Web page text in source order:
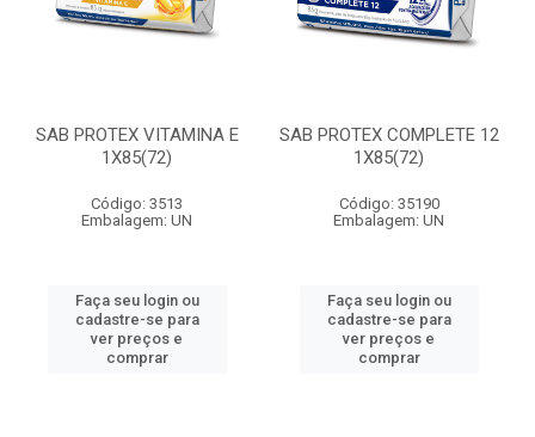
SAB PROTEX VITAMINA E
1X85(72)
Código: 3513
Embalagem: UN
Faça seu login ou
cadastre-se para
ver preços e
comprar
SAB PROTEX COMPLETE 12
1X85(72)
Código: 35190
Embalagem: UN
Faça seu login ou
cadastre-se para
ver preços e
comprar